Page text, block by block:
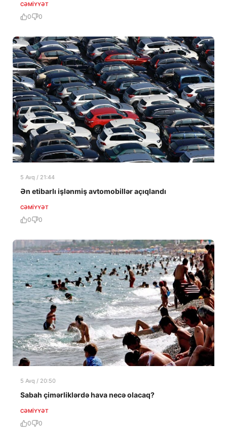
CƏMIYYƏT
0 0
5 Avq / 21:44
Ən etibarlı işlənmiş avtomobillər açıqlandı
CƏMIYYƏT
0 0
5 Avq / 20:50
Sabah çimərliklərdə hava necə olacaq?
CƏMIYYƏT
0 0